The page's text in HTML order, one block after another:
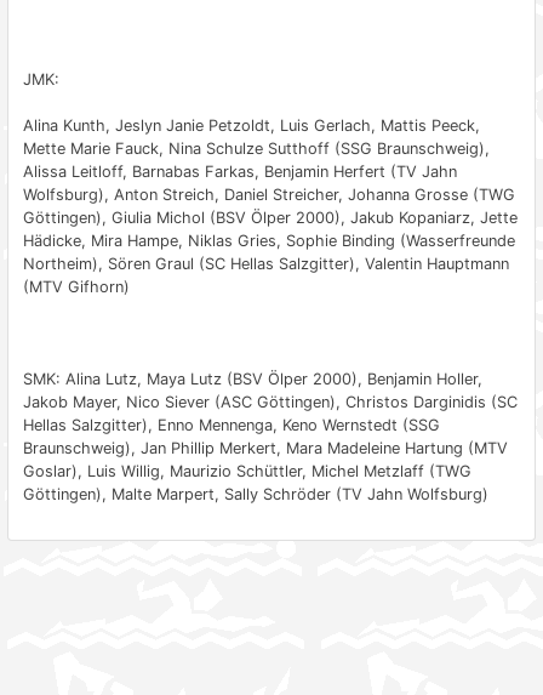
JMK:
Alina Kunth, Jeslyn Janie Petzoldt, Luis Gerlach, Mattis Peeck,
Mette Marie Fauck, Nina Schulze Sutthoff (SSG Braunschweig),
Alissa Leitloff, Barnabas Farkas, Benjamin Herfert (TV Jahn
Wolfsburg), Anton Streich, Daniel Streicher, Johanna Grosse (TWG
Göttingen), Giulia Michol (BSV Ölper 2000), Jakub Kopaniarz, Jette
Hädicke, Mira Hampe, Niklas Gries, Sophie Binding (Wasserfreunde
Northeim), Sören Graul (SC Hellas Salzgitter), Valentin Hauptmann
(MTV Gifhorn)
SMK: Alina Lutz, Maya Lutz (BSV Ölper 2000), Benjamin Holler,
Jakob Mayer, Nico Siever (ASC Göttingen), Christos Darginidis (SC
Hellas Salzgitter), Enno Mennenga, Keno Wernstedt (SSG
Braunschweig), Jan Phillip Merkert, Mara Madeleine Hartung (MTV
Goslar), Luis Willig, Maurizio Schüttler, Michel Metzlaff (TWG
Göttingen), Malte Marpert, Sally Schröder (TV Jahn Wolfsburg)